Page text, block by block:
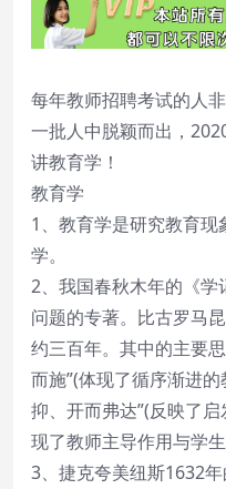
每年教师招聘考试的人
一批人中脱颖而出，
讲教育学！
教育学
1、教育学是研究教育
学。
2、我国春秋木年的《
问题的专著。比古罗马
约三百年。其中的主要
而施”(体现了循序渐进
抑、开而弗达”(反映了
现了教师主导作用与学
3、捷克夸美纽斯1632